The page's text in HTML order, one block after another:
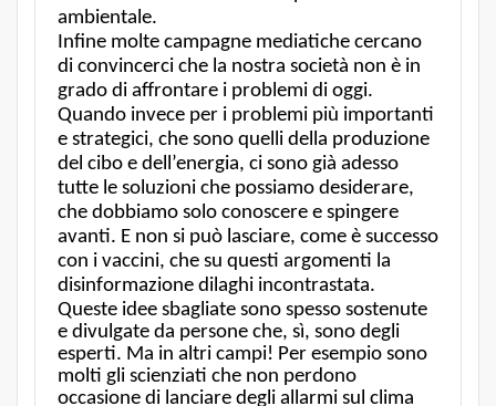
ambientale.
Infine molte campagne mediatiche cercano
di convincerci che la nostra società non è in
grado di affrontare i problemi di oggi.
Quando invece per i problemi più importanti
e strategici, che sono quelli della produzione
del cibo e dell’energia, ci sono già adesso
tutte le soluzioni che possiamo desiderare,
che dobbiamo solo conoscere e spingere
avanti. E non si può lasciare, come è successo
con i vaccini, che su questi argomenti la
disinformazione dilaghi incontrastata.
Queste idee sbagliate sono spesso sostenute
e divulgate da persone che, sì, sono degli
esperti. Ma in altri campi! Per esempio sono
molti gli scienziati che non perdono
occasione di lanciare degli allarmi sul clima